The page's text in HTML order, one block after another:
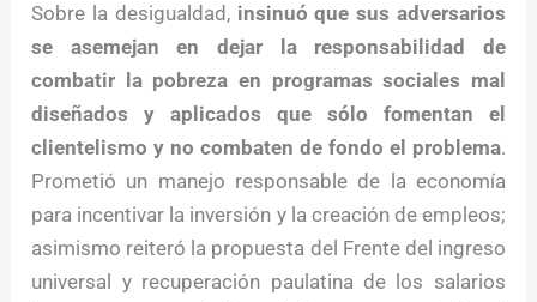
Sobre la desigualdad, insinuó que sus adversarios
se asemejan en dejar la responsabilidad de
combatir la pobreza en programas sociales mal
diseñados y aplicados que sólo fomentan el
clientelismo y no combaten de fondo el problema.
Prometió un manejo responsable de la economía
para incentivar la inversión y la creación de empleos;
asimismo reiteró la propuesta del Frente del ingreso
universal y recuperación paulatina de los salarios